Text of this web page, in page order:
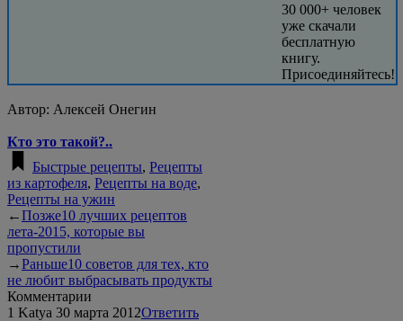
30 000+ человек
уже скачали
бесплатную
книгу.
Присоединяйтесь!
Автор: Алексей Онегин
Кто это такой?..
Быстрые рецепты, Рецепты
из картофеля, Рецепты на воде,
Рецепты на ужин
←Позже10 лучших рецептов
лета-2015, которые вы
пропустили
→Раньше10 советов для тех, кто
не любит выбрасывать продукты
Комментарии
1 Katya 30 марта 2012Ответить